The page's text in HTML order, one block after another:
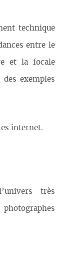
technique
entre le
et la focale
exemples
internet.
très